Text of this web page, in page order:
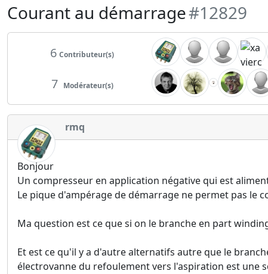
Courant au démarrage#12829
6 Contributeur(s)
7 Modérateur(s)
rmq
Bonjour
Un compresseur en application négative qui est
Le pique d'ampérage de démarrage ne permet pas le
Ma question est ce que si on le branche en part
Et est ce qu'il y a d'autre alternatifs autre que le
électrovanne du refoulement vers l'aspiration est une